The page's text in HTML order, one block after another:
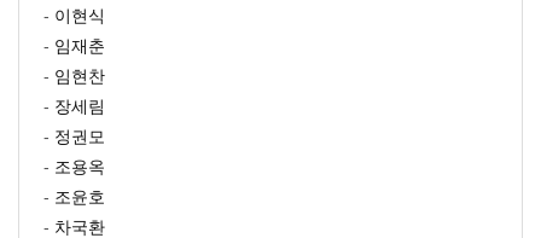
- 이현식
- 임재춘
- 임현찬
- 장세림
- 정권모
- 조용옥
- 조윤호
- 차국환